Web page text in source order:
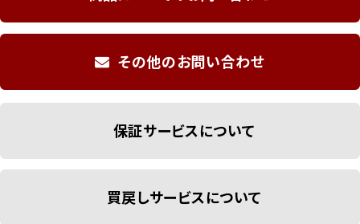
その他のお問い合わせ
保証サービスについて
買戻しサービスについて